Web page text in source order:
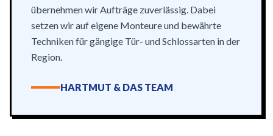
übernehmen wir Aufträge zuverlässig. Dabei
setzen wir auf eigene Monteure und bewährte
Techniken für gängige Tür- und Schlossarten in der
Region.
HARTMUT & DAS TEAM